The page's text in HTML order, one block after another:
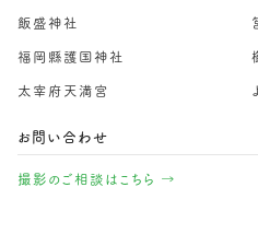
飯盛神社
福岡縣護国神社
太宰府天満宮
お問い合わせ
撮影のご相談はこちら →